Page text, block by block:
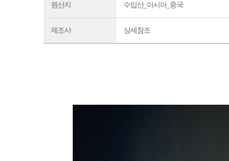
원산지 수입산_아시아_중국
제조사 상세참조